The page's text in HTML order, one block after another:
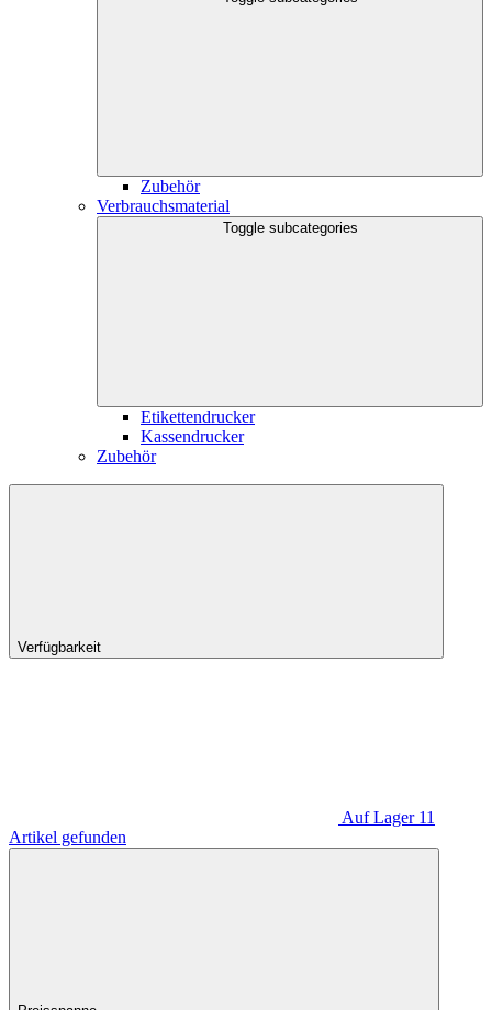
Zubehör
Verbrauchsmaterial
Toggle subcategories
Etikettendrucker
Kassendrucker
Zubehör
Verfügbarkeit
Auf Lager 11
Artikel gefunden